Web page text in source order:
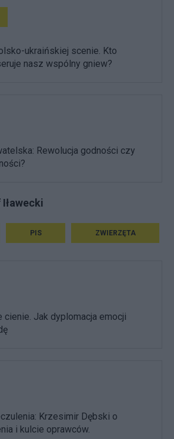
ukraińskiej scenie. Kto
nasz wspólny gniew?
Rewolucja godności czy
PIS ZWIERZĘTA
cienie. Jak dyplomacja emocji
Krzesimir Dębski o
i kulcie oprawców.